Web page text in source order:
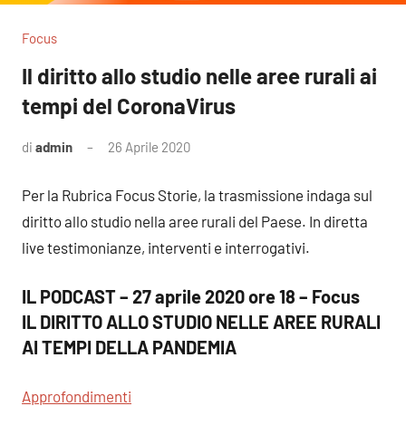
Focus
Il diritto allo studio nelle aree rurali ai
tempi del CoronaVirus
di admin 26 Aprile 2020
Per la Rubrica Focus Storie, la trasmissione indaga sul
diritto allo studio nella aree rurali del Paese. In diretta
live testimonianze, interventi e interrogativi.
IL PODCAST – 27 aprile 2020 ore 18 – Focus
IL DIRITTO ALLO STUDIO NELLE AREE RURALI
AI TEMPI DELLA PANDEMIA
Approfondimenti